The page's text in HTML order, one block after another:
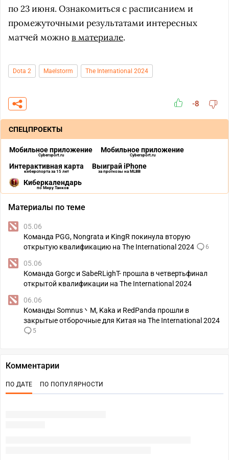
по 23 июня. Ознакомиться с расписанием и
промежуточными результатами интересных
матчей можнов материале.
Dota 2 Maelstorm The International 2024
-8
СПЕЦПРОЕКТЫ
Мобильное приложение
Cybersport.ru
Мобильное приложение
Cybersport.ru
Интерактивная карта
киберспорта за 15 лет
Выиграй iPhone
за прогнозы на MLBB
Киберкалендарь
по Миру Танков
Материалы по теме
05.06
Команда PGG, Nongrata и KingR покинула вторую
открытую квалификацию на The International 2024
6
05.06
Команда Gorgc и SabeRLighT- прошла в четвертьфинал
открытой квалификации на The International 2024
06.06
Команды Somnus丶M, Kaka и RedPanda прошли в
закрытые отборочные для Китая на The International 2024
5
Комментарии
ПО ДАТЕ ПО ПОПУЛЯРНОСТИ